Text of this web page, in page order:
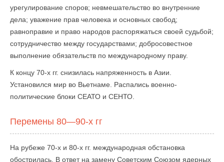
урегулирование споров; невмешательство во внутренние
дела; уважение прав человека и основных свобод;
равноправие и право народов распоряжаться своей судьбой;
сотрудничество между государствами; добросовестное
выполнение обязательств по международному праву.
К концу 70-х гг. снизилась напряженность в Азии.
Установился мир во Вьетнаме. Распались военно-
политические блоки СЕАТО и СЕНТО.
Перемены 80—90-х гг
На рубеже 70-х и 80-х гг. международная обстановка
обострилась. В ответ на замену Советским Союзом ядерных